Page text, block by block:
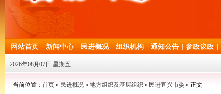
网站首页 新闻中心 民进概况 组织机构 通知公告 参政议政
2026年08月07日 星期五
当前位置： 首页 » 民进概况 » 地方组织及基层组织 » 民进宜兴市委 » 正文